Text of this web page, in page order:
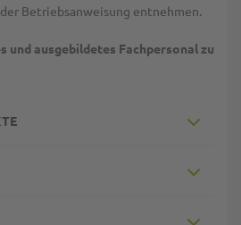
Betriebsanweisung entnehmen.
und ausgebildetes Fachpersonal zu